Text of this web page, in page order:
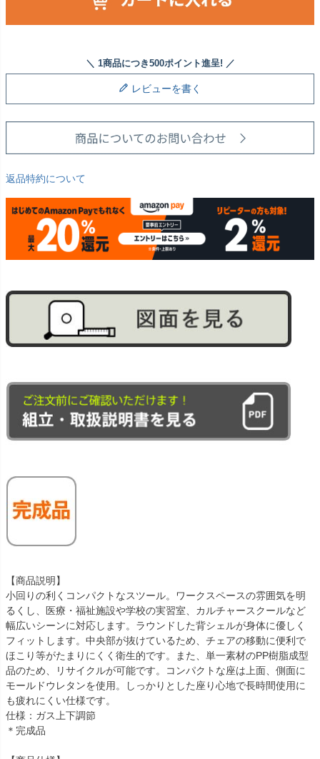
レビューを書く
返品特約について
【商品説明】
小回りの利くコンパクトなスツール。ワークスペースの雰囲気を明
るくし、医療・福祉施設や学校の実習室、カルチャースクールなど
幅広いシーンに対応します。ラウンドした背シェルが身体に優しく
フィットします。中央部が抜けているため、チェアの移動に便利で
ほこり等がたまりにくく衛生的です。また、単一素材のPP樹脂成型
品のため、リサイクルが可能です。コンパクトな座は上面、側面に
モールドウレタンを使用。しっかりとした座り心地で長時間使用に
も疲れにくい仕様です。
仕様：ガス上下調節
＊完成品